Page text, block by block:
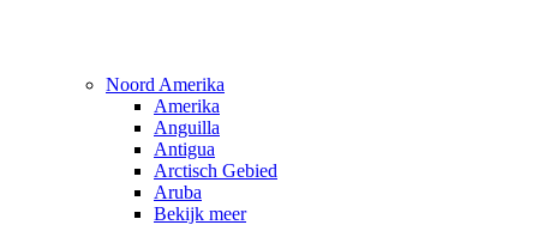
Noord Amerika
Amerika
Anguilla
Antigua
Arctisch Gebied
Aruba
Bekijk meer